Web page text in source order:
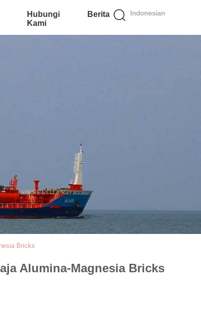
Indonesian
Hubungi
Kami
Berita
Bricks
Alumina-Magnesia Bricks